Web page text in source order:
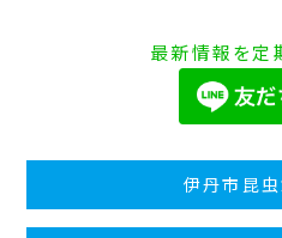
最新情報を定
伊丹市昆